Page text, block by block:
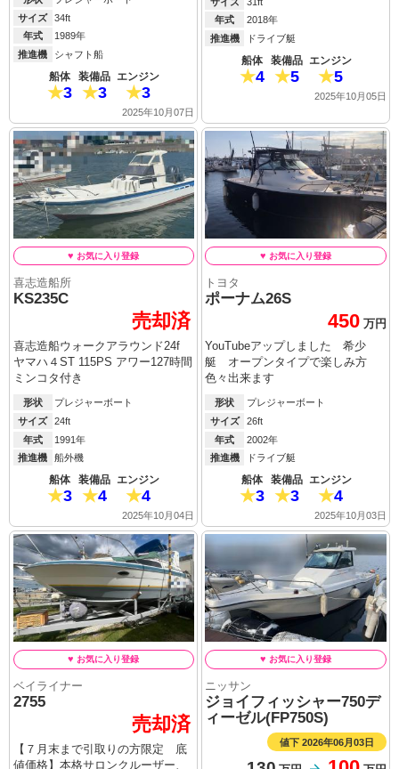
サイズ
34ft
年式
1989年
推進機
シャフト船
船体
3
装備品
3
エンジン
3
2025年10月07日
年式
2018年
推進機
ドライブ艇
船体
4
装備品
5
エンジン
5
2025年10月05日
喜志造船所
KS235C
売却済
喜志造船ウォークアラウンド24f
ヤマハ４ST 115PS アワー127時間
ミンコタ付き
形状
プレジャーボート
サイズ
24ft
年式
1991年
推進機
船外機
船体
3
装備品
4
エンジン
4
2025年10月04日
トヨタ
ポーナム26S
450 万円
YouTubeアップしました 希少
艇 オープンタイプで楽しみ方
色々出来ます
形状
プレジャーボート
サイズ
26ft
年式
2002年
推進機
ドライブ艇
船体
3
装備品
3
エンジン
4
2025年10月03日
ベイライナー
2755
売却済
【７月末まで引取りの方限定 底
値価格】本格サロンクルーザー、
ニッサン
ジョイフィッシャー750デ
ィーゼル(FP750S)
値下 2026年06月03日